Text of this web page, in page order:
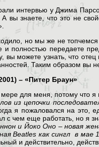
интервью у Джима
А вы знаете, что это не
но мы же не топчемся
полностью передаете
вы можете узнать, что
Таким образом вы
– «Питер Браун»
для меня, потому что я
из цепочки
я пожаловался на
с чем еще работать, но
и Йоко Оно – новая
Beatles как сингл в
и действительно,